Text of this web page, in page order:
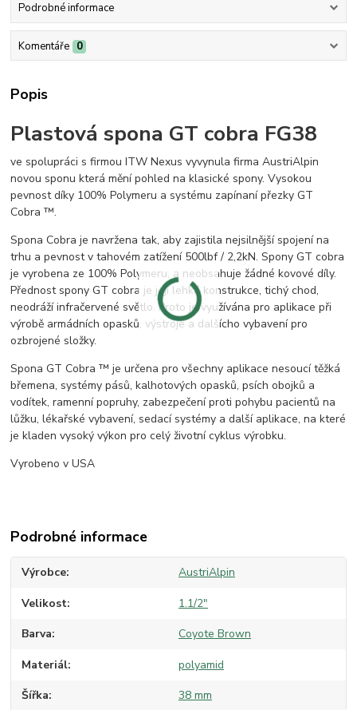
Podrobné informace
Komentáře 0
Popis
Plastová spona GT cobra FG38
ve spolupráci s firmou ITW Nexus vyvynula firma AustriAlpin
novou sponu která mění pohled na klasické spony. Vysokou
pevnost díky 100% Polymeru a systému zapínaní přezky GT
Cobra ™.
Spona Cobra je navržena tak, aby zajistila nejsilnější spojení na
trhu a pevnost v tahovém zatížení 500lbf / 2,2kN. Spony GT cobra
je vyrobena ze 100% Polymeru, a neobsahuje žádné kovové díly.
Přednost spony GT cobra je její lehká konstrukce, tichý chod,
neodráží infračervené světlo. Proto je využívána pro aplikace při
výrobě armádních opasků, výstroje a dalšícho vybavení pro
ozbrojené složky.
Spona GT Cobra ™ je určena pro všechny aplikace nesoucí těžká
břemena, systémy pásů, kalhotových opasků, psích obojků a
vodítek, ramenní popruhy, zabezpečení proti pohybu pacientů na
lůžku, lékařské vybavení, sedací systémy a další aplikace, na které
je kladen vysoký výkon pro celý životní cyklus výrobku.
Vyrobeno v USA
Podrobné informace
Výrobce AustriAlpin
Velikost 1.1/2"
Barva Coyote Brown
Materiál polyamid
Šířka 38 mm